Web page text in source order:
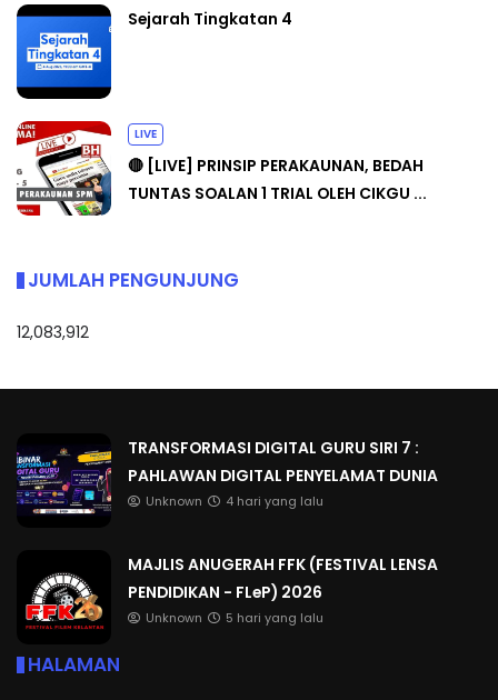
Sejarah Tingkatan 4
LIVE
🔴 [LIVE] PRINSIP PERAKAUNAN, BEDAH
TUNTAS SOALAN 1 TRIAL OLEH CIKGU ...
JUMLAH PENGUNJUNG
12,083,912
TRANSFORMASI DIGITAL GURU SIRI 7 :
PAHLAWAN DIGITAL PENYELAMAT DUNIA
Unknown 4 hari yang lalu
MAJLIS ANUGERAH FFK (FESTIVAL LENSA
PENDIDIKAN - FLeP) 2026
Unknown 5 hari yang lalu
HALAMAN